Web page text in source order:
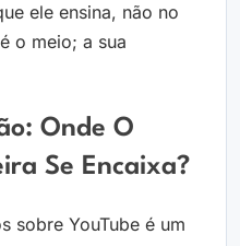
ele ensina, não no
o meio; a sua
Onde O
Se Encaixa?
sobre YouTube é um